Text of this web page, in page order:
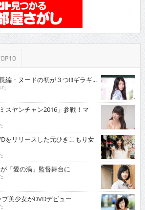
・ヌードの初が３つ!!!ギラギ...
ヤンチャン2016」参戦！マ
をリリースした元ひきこもり女
「愛の渦」監督舞台に
美少女がDVDデビュー